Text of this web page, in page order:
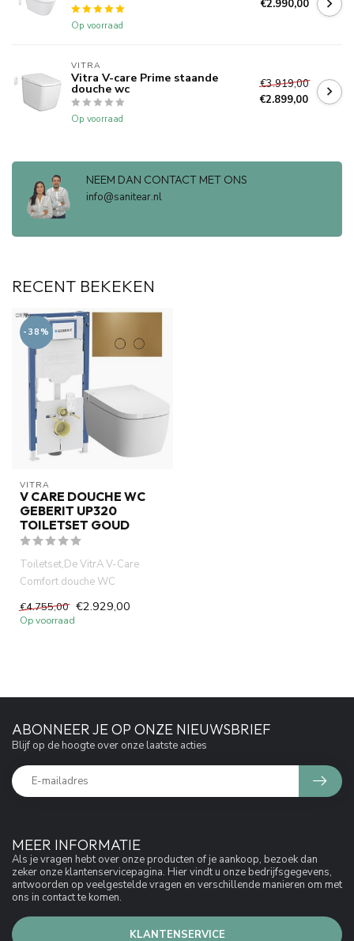
Op voorraad
€2.990,00
VITRA
Vitra V-care Prime staande
douche wc
Op voorraad
€3.919,00
€2.899,00
NEEM DAN CONTACT MET ONS
info@sanitear.nl
RECENT BEKEKEN
-38%
VITRA
V CARE DOUCHE WC
GEBERIT UP320
TOILETSET GOUD
Toiletset,De VitrA V-Care
Comfort douche WC
combineert hig-tech
technologie, com...
€4.755,00 €2.929,00
Op voorraad
MEER INFORMATIE
Als je vragen hebt over onze producten of je aankoop, bezoek dan
zeker onze klantenservicepagina. Hier vindt u onze bedrijfsgegevens,
antwoorden op veelgestelde vragen en verschillende manieren om met
ons in contact te komen.
KLANTENSERVICE
ABONNEER JE OP ONZE NIEUWSBRIEF
Blijf op de hoogte over onze laatste acties